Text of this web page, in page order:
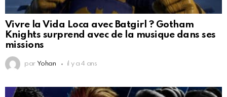
Vivre la Vida Loca avec Batgirl ? Gotham
Knights surprend avec de la musique dans ses
missions
par Yohan il y a 4 ans